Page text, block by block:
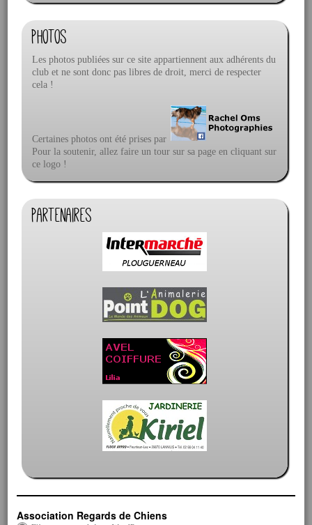
Photos
Les photos publiées sur ce site appartiennent aux adhérents du
club et ne sont donc pas libres de droit, merci de respecter
cela !
Certaines photos ont été prises par
Pour la soutenir, allez faire un tour sur sa page en cliquant sur
ce logo !
Partenaires
Association Regards de Chiens